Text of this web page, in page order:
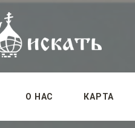
О НАС КАРТА